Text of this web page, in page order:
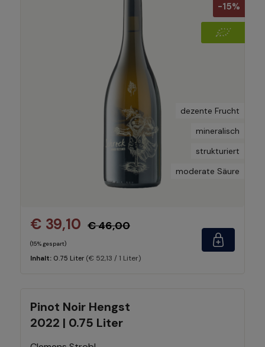
-15%
dezente Frucht
mineralisch
strukturiert
moderate Säure
€ 39,10 € 46,00
(15% gespart)
Inhalt: 0.75 Liter (€ 52,13 / 1 Liter)
Pinot Noir Hengst
2022 | 0.75 Liter